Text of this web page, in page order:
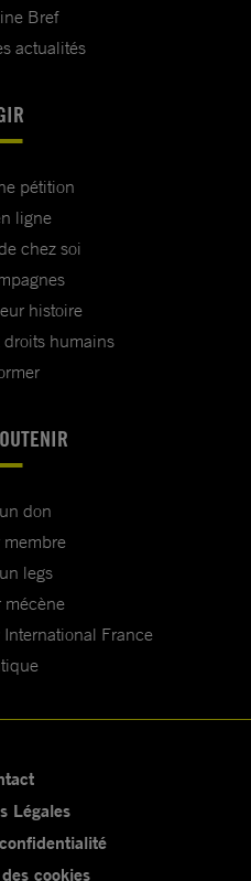
Bref
actualités
pétition
ligne
chez soi
histoire
humains
don
membre
legs
mécène
France
Légales
cookies